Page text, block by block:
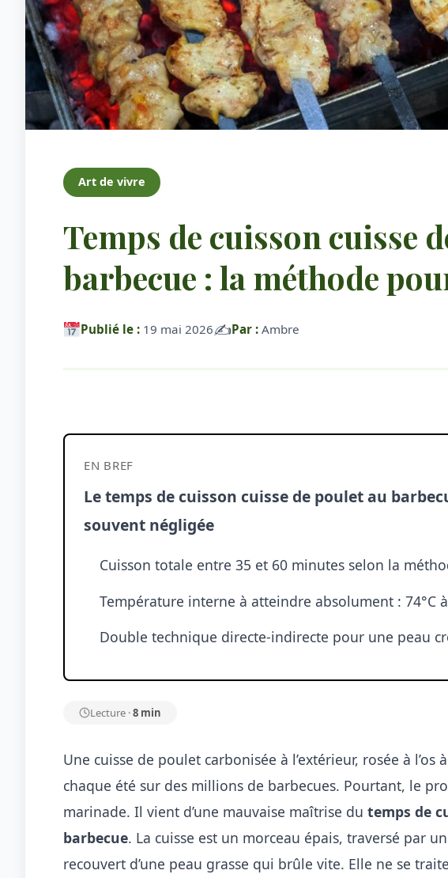
Art de vivre
Temps de cuisson cuisse
barbecue : la méthode
Publié le :19 mai 2026✍️Par :Ambre
EN BREF
Le temps de cuisson cuisse de poulet au
souvent négligée
Cuisson totale entre 35 et 60 minutes selon la
Température interne à atteindre absolument : 74°C
Double technique directe-indirecte pour une peau
Lecture ·8 min
Une cuisse de poulet carbonisée à l’extérieur, rosée à l’os
chaque été sur des millions de barbecues. Pourtant, le
marinade. Il vient d’une mauvaise maîtrise du temps de
barbecue. La cuisse est un morceau épais, traversé par
recouvert d’une peau grasse qui brûle vite. Elle ne se